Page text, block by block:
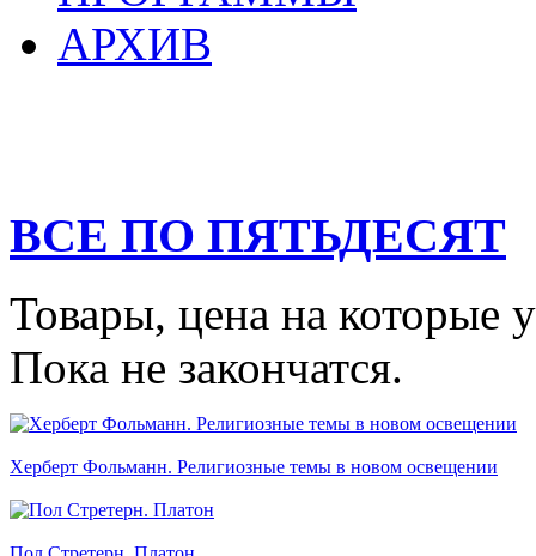
АРХИВ
ВСЕ ПО ПЯТЬДЕСЯТ
Товары, цена на которые
Пока не закончатся.
Херберт Фольманн. Религиозные темы в новом освещении